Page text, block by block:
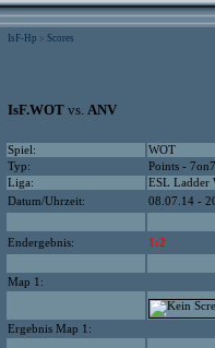
IsF-Hp > Scores
IsF.WOT vs. ANV
Spiel:
WOT
Typ:
Points - 7on7
Liga:
ESL Ladder
Datum/Uhrzeit:
08.07.14 -
Endergebnis: 1:2
Map 1:
Ergebnis Map 1: